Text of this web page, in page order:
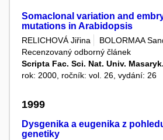
Somaclonal variation and
mutations in Arabidopsis
RELICHOVÁ Jiřina
BOLORMAA
Recenzovaný odborný článek
Scripta Fac. Sci. Nat. Univ.
rok: 2000, ročník: vol. 26, vydání: 26
1999
Dysgenika a eugenika z
genetiky